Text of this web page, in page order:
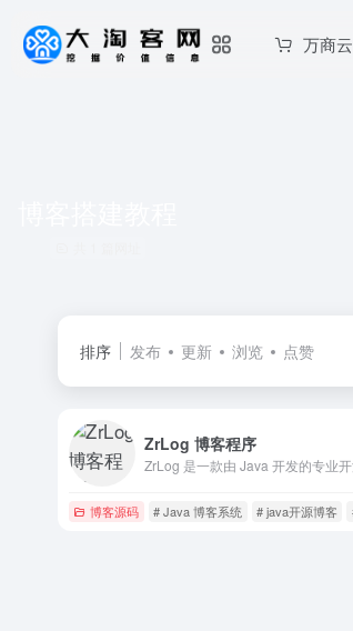
万商
排序 发布 更新 浏览 点赞
ZrLog 博客程序
博客源码 # Java 博客系统 # java开源博客